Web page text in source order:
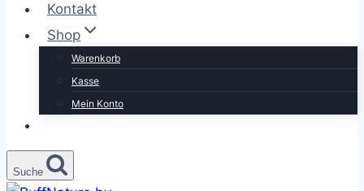
Kontakt
Shop
Warenkorb
Kasse
Mein Konto
Suche